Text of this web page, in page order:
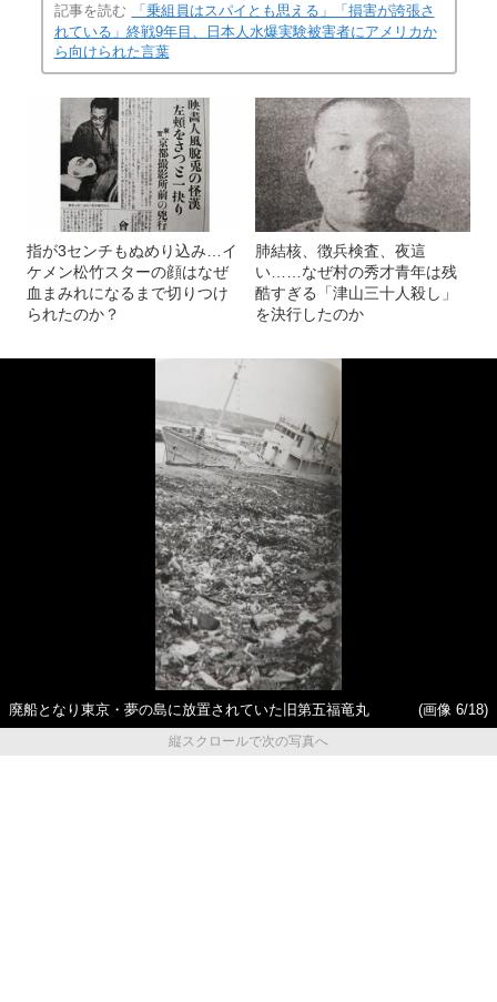
記事を読む
「乗組員はスパイとも思える」「損害が誇張さ
れている」終戦9年目、日本人水爆実験被害者にアメリカか
ら向けられた言葉
指が3センチもぬめり込み…イ
ケメン松竹スターの顔はなぜ
血まみれになるまで切りつけ
られたのか？
肺結核、徴兵検査、夜這
い……なぜ村の秀才青年は残
酷すぎる「津山三十人殺し」
を決行したのか
廃船となり東京・夢の島に放置されていた旧第五福竜丸
(画像 6/18)
縦スクロールで次の写真へ